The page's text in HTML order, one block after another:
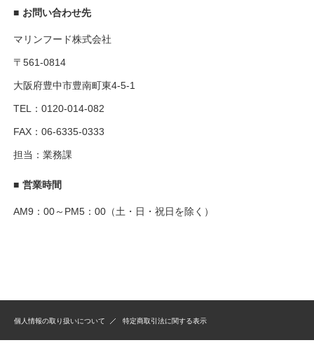
■ お問い合わせ先
マリンフード株式会社
〒561-0814
大阪府豊中市豊南町東4-5-1
TEL：0120-014-082
FAX：06-6335-0333
担当：業務課
■ 営業時間
AM9：00～PM5：00（土・日・祝日を除く）
個人情報の取り扱いについて 特定商取引法に関する表示